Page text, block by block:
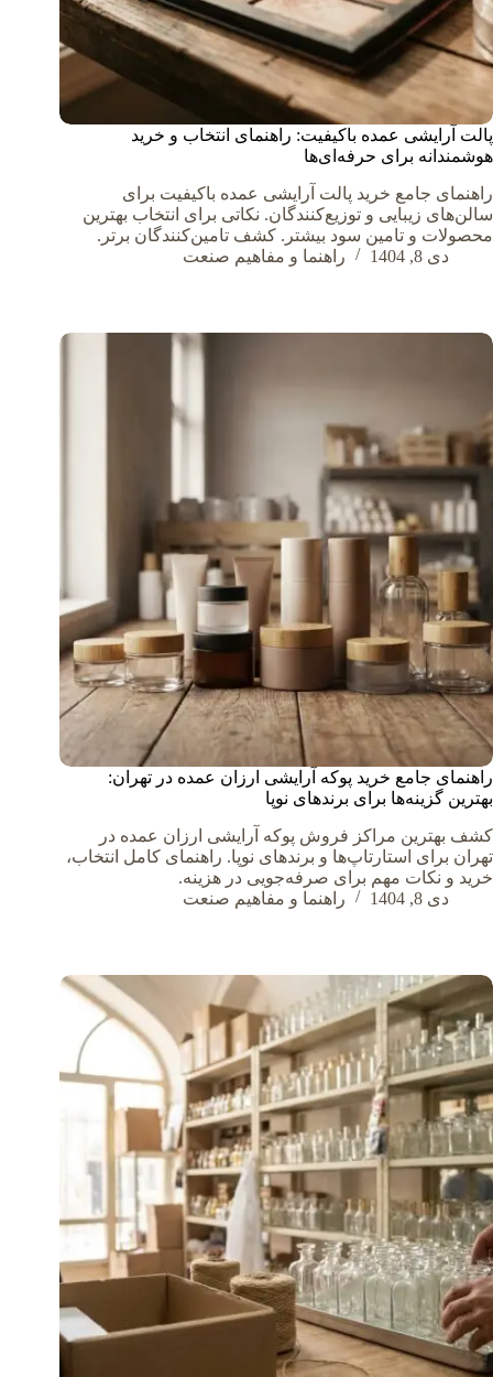
پالت آرایشی عمده باکیفیت: راهنمای انتخاب و خرید
هوشمندانه برای حرفه‌ای‌ها
راهنمای جامع خرید پالت آرایشی عمده باکیفیت برای
سالن‌های زیبایی و توزیع‌کنندگان. نکاتی برای انتخاب بهترین
محصولات و تامین سود بیشتر. کشف تامین‌کنندگان برتر.
دی 8, 1404
راهنما و مفاهیم صنعت
راهنمای جامع خرید پوکه آرایشی ارزان عمده در تهران:
بهترین گزینه‌ها برای برندهای نوپا
کشف بهترین مراکز فروش پوکه آرایشی ارزان عمده در
تهران برای استارتاپ‌ها و برندهای نوپا. راهنمای کامل انتخاب،
خرید و نکات مهم برای صرفه‌جویی در هزینه.
دی 8, 1404
راهنما و مفاهیم صنعت